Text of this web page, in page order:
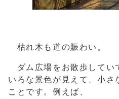
枯れ木も道の賑わい。
ダム広場をお散歩してい
いろな景色が見えて、小さ
ことです。例えば、